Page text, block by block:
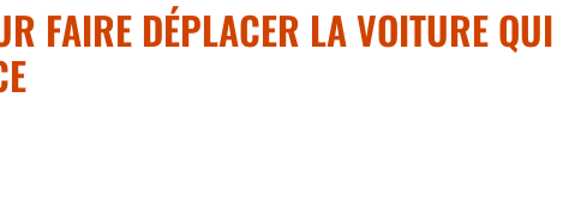
FAIRE DÉPLACER LA VOITURE QUI